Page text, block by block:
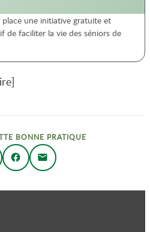
place une initiative gratuite et
de faciliter la vie des séniors de
BONNE PRATIQUE